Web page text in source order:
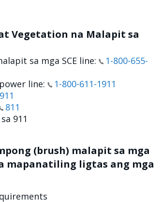
Vegetation na Malapit sa
sa mga SCE line:
1-800-655-
line:
1-800-611-1911
811
911
(brush) malapit sa mga
mapanatiling ligtas ang mga